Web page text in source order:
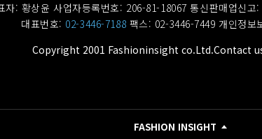
자: 황상윤 사업자등록번호: 206-81-18067통신판매업신고
대표번호: 02-3446-7188 팩스: 02-3446-7449 개인정보
Copyright 2001 Fashioninsight co.Ltd.Contact
FASHION INSIGHT